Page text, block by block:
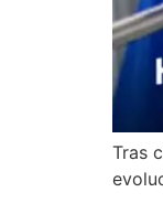
Tras